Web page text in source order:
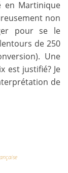
en Martinique
non
pour se le
de 250
Une
est justifié? Je
de